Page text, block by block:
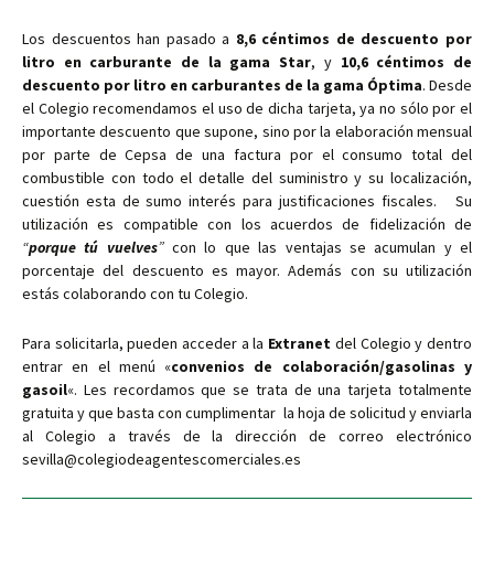
Los descuentos han pasado a 8,6 céntimos de descuento por
litro en carburante de la gama Star, y 10,6 céntimos de
descuento por litro en carburantes de la gama Óptima. Desde
el Colegio recomendamos el uso de dicha tarjeta, ya no sólo por el
importante descuento que supone, sino por la elaboración mensual
por parte de Cepsa de una factura por el consumo total del
combustible con todo el detalle del suministro y su localización,
cuestión esta de sumo interés para justificaciones fiscales. Su
utilización es compatible con los acuerdos de fidelización de
“porque tú vuelves”con lo que las ventajas se acumulan y el
porcentaje del descuento es mayor. Además con su utilización
estás colaborando con tu Colegio.
Para solicitarla, pueden acceder a la Extranet del Colegio y dentro
entrar en el menú «convenios de colaboración/gasolinas y
gasoil«. Les recordamos que se trata de una tarjeta totalmente
gratuita y que basta con cumplimentar la hoja de solicitud y enviarla
al Colegio a través de la dirección de correo electrónico
sevilla@colegiodeagentescomerciales.es